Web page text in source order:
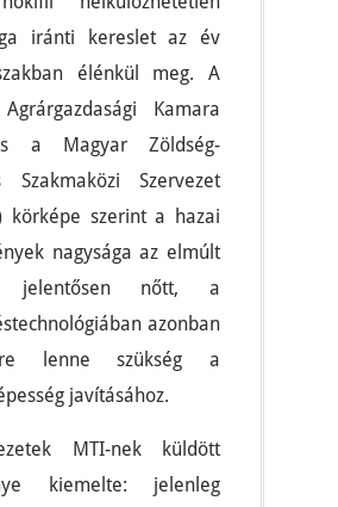
iránti kereslet az év
élénkül meg. A
Kamara
a Magyar Zöldség-
Szakmaközi Szervezet
körképe szerint a hazai
nagysága az elmúlt
jelentősen nőtt, a
azonban
lenne szükség a
javításához.
MTI-nek küldött
kiemelte: jelenleg